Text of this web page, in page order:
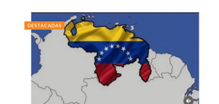
DESTACADAS